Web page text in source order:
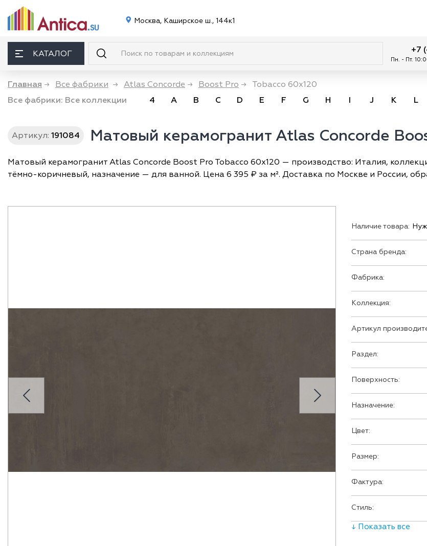
Москва, Каширское ш., 144к1
КАТАЛОГ +7
Пн. - Пт.
Главная → Все фабрики → Atlas Concorde → Boost Pro →
Tobacco 60x120
Все фабрики: Все коллекции 4 A B C D E F G H I J K L
Артикул: 191084 Матовый керамогранит Atlas Concorde
Матовый керамогранит Atlas Concorde Boost Pro Tobacco 60x120 — производство: Италия,
тёмно-коричневый, назначение — для ванной. Цена 6 395 ₽ за м². Доставка по Москве и России,
Наличие товара:
Страна бренда:
Фабрика:
Коллекция:
Артикул
Раздел:
Поверхность:
Назначение:
Цвет:
Размер:
Фактура:
Стиль:
↓ Показать все